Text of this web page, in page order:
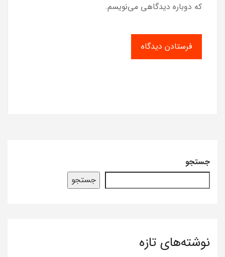
که دوباره دیدگاهی می‌نویسم.
جستجو
جستجو
نوشته‌های تازه